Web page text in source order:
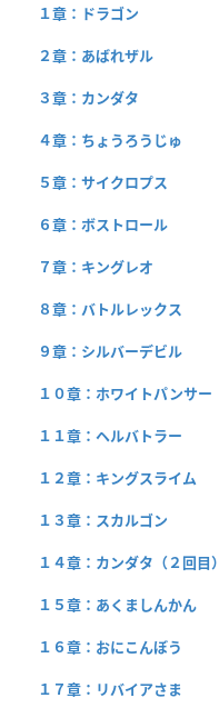
１章：ドラゴン
２章：あばれザル
３章：カンダタ
４章：ちょうろうじゅ
５章：サイクロプス
６章：ボストロール
７章：キングレオ
８章：バトルレックス
９章：シルバーデビル
１０章：ホワイトパンサー
１１章：ヘルバトラー
１２章：キングスライム
１３章：スカルゴン
１４章：カンダタ（２回目）
１５章：あくましんかん
１６章：おにこんぼう
１７章：リバイアさま